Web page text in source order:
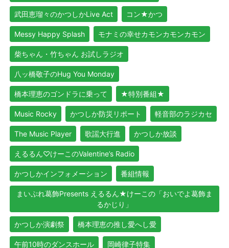
武田恵瑠々のかつしかLive Act コン★かつ
Messy Happy Splash モナミの幸せカモンカモンカモン
柴ちゃん・竹ちゃん お試しラジオ
八ッ橋敬子のHug You Monday
橋本理恵のゴンドラに乗って ★特別番組★
Music Rocky かつしか防災リポート 軽音部のラジカセ
The Music Player 歌謡大行進 かつしか放談
えるるん♡けーこのValentine’s Radio
かつしかインフォメーション 番組情報
まいぷれ葛飾Presents えるるん★けーこの「おいでよ葛飾ま
るかじり」
かつしか演劇祭 橋本理恵の推し愛へし愛
午前10時のダンスホール 岡崎律子特集